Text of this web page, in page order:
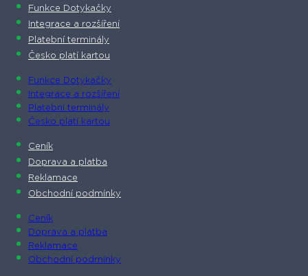
Funkce Dotykačky
Integrace a rozšíření
Platební terminály
Česko platí kartou
Funkce Dotykačky
Integrace a rozšíření
Platební terminály
Česko platí kartou
Ceník
Doprava a platba
Reklamace
Obchodní podmínky
Ceník
Doprava a platba
Reklamace
Obchodní podmínky